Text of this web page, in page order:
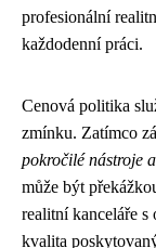
profesionální
každodenní práci.
Cenová politika
zmínku. Zatímco
pokročilé nástroje
může být
realitní kanceláře s
kvalita